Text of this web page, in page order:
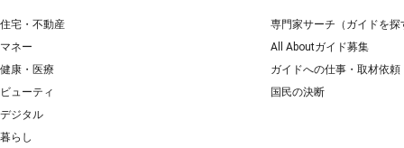
住宅・不動産
マネー
健康・医療
ビューティ
デジタル
暮らし
専門家サーチ（ガイドを探
All Aboutガイド募集
ガイドへの仕事・取材依頼
国民の決断